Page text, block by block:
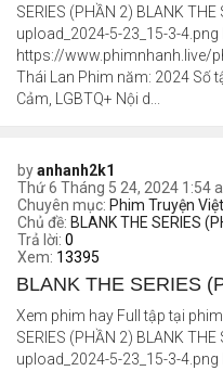
SERIES (PHẦN 2) BLANK
upload_2024-5-23_15-3-4.png
https://www.phimnhanh.live/
Thái Lan Phim năm: 2024 Số
Cảm, LGBTQ+ Nội d...
byanhanh2k1
Thứ 6 Tháng 5 24, 2024 1:54
Chuyên mục: Phim Truyện
Chủ đề: BLANK THE SERIES
Trả lời: 0
Xem: 13395
BLANK THE SERIES
Xem phim hay Full tập tại
SERIES (PHẦN 2) BLANK
upload_2024-5-23_15-3-4.png